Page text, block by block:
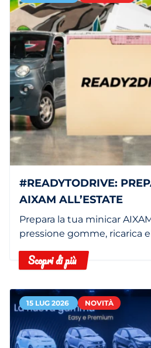
#READYTODRIVE:
AIXAM ALL’ESTATE
Prepara la tua minicar
pressione gomme, ricarica
Scopri di più
15 LUG 2026 NOVITÀ